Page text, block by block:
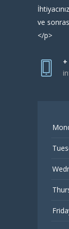
ve
</p>